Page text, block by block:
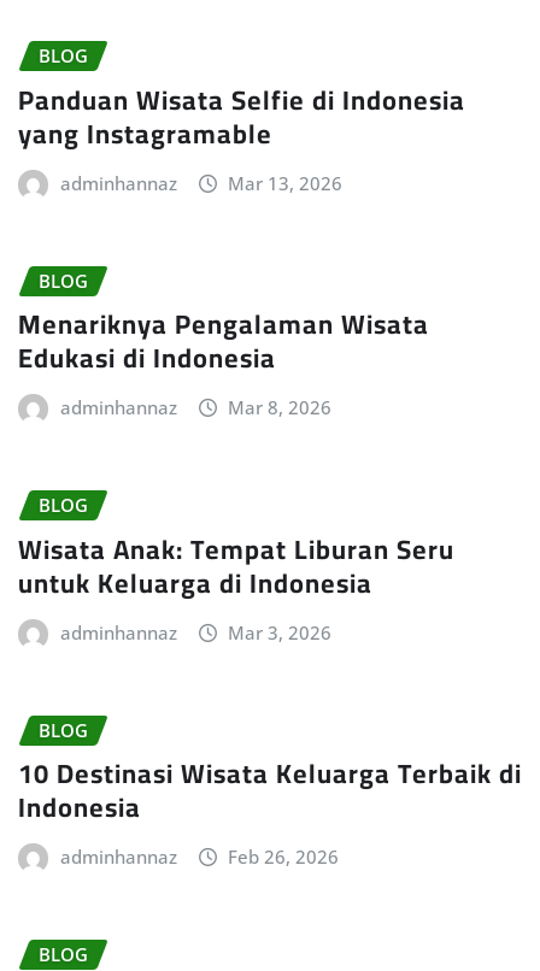
BLOG
Panduan Wisata Selfie di Indonesia
yang Instagramable
adminhannaz Mar 13, 2026
BLOG
Menariknya Pengalaman Wisata
Edukasi di Indonesia
adminhannaz Mar 8, 2026
BLOG
Wisata Anak: Tempat Liburan Seru
untuk Keluarga di Indonesia
adminhannaz Mar 3, 2026
BLOG
10 Destinasi Wisata Keluarga Terbaik di
Indonesia
adminhannaz Feb 26, 2026
BLOG